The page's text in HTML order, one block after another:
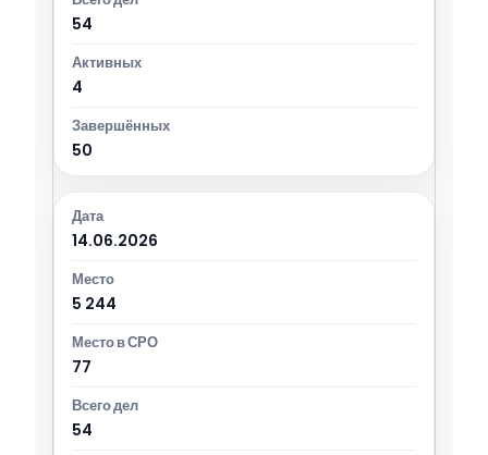
54
4
50
14.06.2026
5 244
77
54